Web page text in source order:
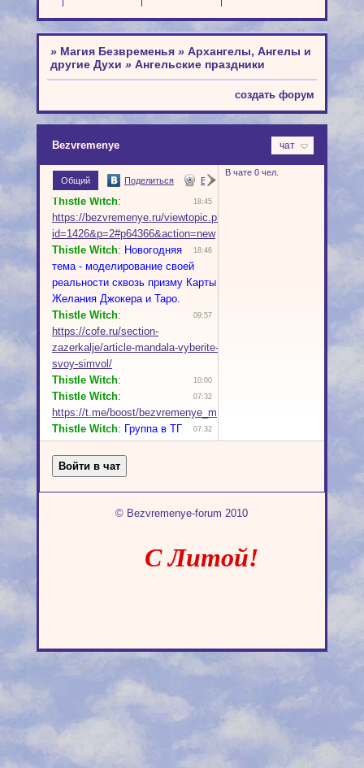
» Магия Безвременья » Архангелы, Ангелы и
другие Духи » Ангельские праздники
создать форум
© Bezvremenye-forum 2010
С Литой!